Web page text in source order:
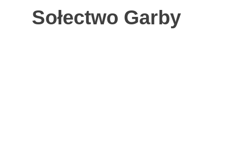
Sołectwo Garby